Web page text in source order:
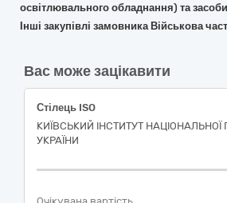
освітлювального обладнання) та
Інші закупівлі замовника Військова
Вас може зацікавити
Стілець ISO
КИЇВСЬКИЙ ІНСТИТУТ НАЦІОНАЛЬНОЇ
УКРАЇНИ